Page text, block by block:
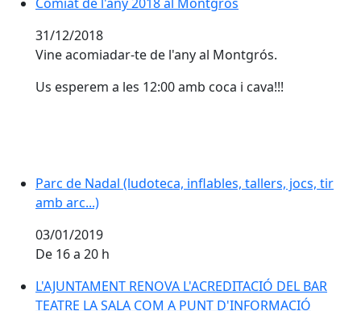
31/12/2018
Vine acomiadar-te de l'any al Montgrós.
Us esperem a les 12:00 amb coca i cava!!!
Parc de Nadal (ludoteca, inflables, tallers, jocs, tir
amb arc...)
03/01/2019
De 16 a 20 h
L'AJUNTAMENT RENOVA L'ACREDITACIÓ DEL BAR
L'AJUNTAMENT RENOVA L'ACREDITACIÓ DEL BAR
TEATRE LA SALA COM A PUNT D'INFORMACIÓ